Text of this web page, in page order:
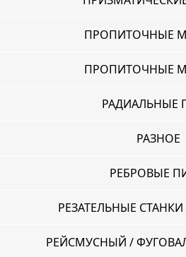
ПРОПИТОЧНЫЕ
ПРОПИТОЧНЫЕ
РАДИАЛЬНЫЕ
РАЗНОЕ
РЕБРОВЫЕ
РЕЗАТЕЛЬНЫЕ
РЕЙСМУСНЫЙ /